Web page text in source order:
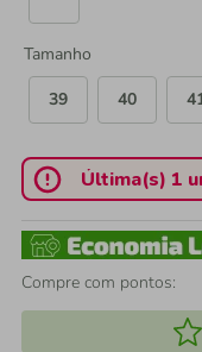
Tamanho
39
40
Última(s) 1
Compre com pontos: